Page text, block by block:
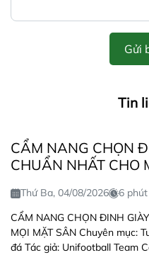
Gửi
Tin
CẨM NANG CHỌN
CHUẨN NHẤT CHO
Thứ Ba, 04/08/2026
6
CẨM NANG CHỌN ĐINH
MỌI MẶT SÂN Chuyên mục:
đá Tác giả: Unifootball Team